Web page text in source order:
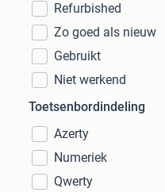
Refurbished
Zo goed als nieuw
Gebruikt
Niet werkend
Toetsenbordindeling
Azerty
Numeriek
Qwerty